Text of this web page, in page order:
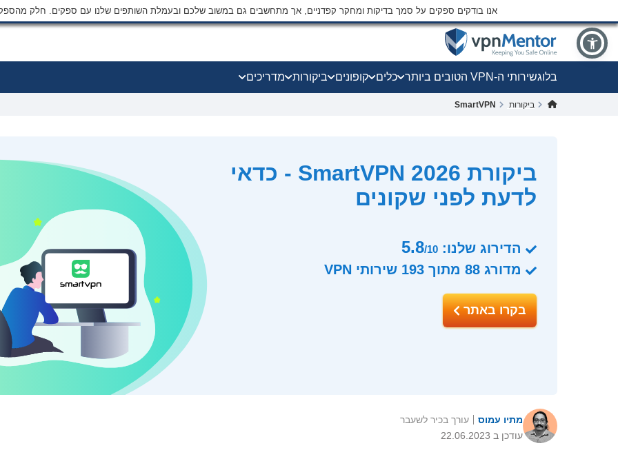
אנו בודקים ספקים על סמך בדיקות ומחקר קפדניים, אך מתחשבים גם במשוב שלכם ובעמלת השותפים שלנו עם ספקים. חלק
בלוגשירותי ה-VPN הטובים ביותר כלים קופונים ביקורות מדריכים
ביקורות SmartVPN
ביקורת SmartVPN 2026 - כדאי
לדעת לפני שקונים
הדירוג שלנו: 5.8/10
מדורג 88 מתוך 193 שירותי VPN
בקרו באתר
מתיו עמוס
עודכן ב 22.06.2023
עורך בכיר לשעבר